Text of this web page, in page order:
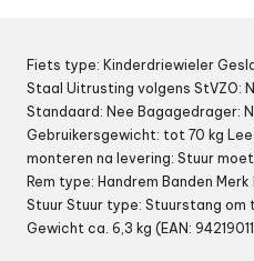
Fiets type: Kinderdriewieler
Staal Uitrusting volgens StVZO:
Standaard: Nee Bagagedrager:
Gebruikersgewicht: tot 70 kg
monteren na levering: Stuur
Rem type: Handrem Banden
Stuur Stuur type: Stuurstang
Gewicht ca. 6,3 kg (EAN: